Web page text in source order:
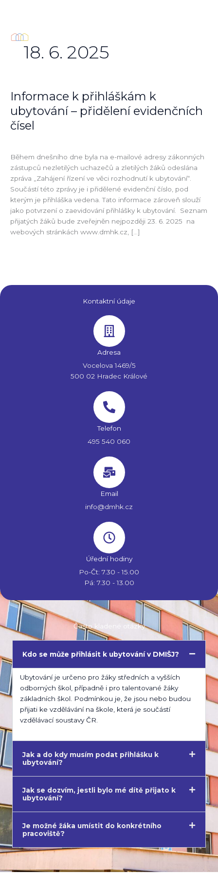
18. 6. 2025
Informace k přihláškám k
ubytování – přidělení evidenčních
čísel
Během dnešního dne byla na e-mailové adresy zákonných
zástupců nezletilých uchazečů a zletilých žáků odeslána
zpráva „Zahájení řízení ve věci rozhodnutí k ubytování“.
Součástí této zprávy je i přidělené evidenční číslo, pod
kterým je přihláška vedena. Tato informace zároveň slouží
jako potvrzení o zaevidování přihlášky k ubytování. Seznam
přijatých žáků bude zveřejněn nejpozději 23. 6. 2025 na
webových stránkách www.dmhk.cz, […]
Informace
přihláškám
k
přidělení
evidenčních
čísel
Kontaktní údaje
Adresa
Vocelova 1469/5
500 02 Hradec Králové
Telefon
495 540 060
Email
info@dmhk.cz
Úřední hodiny
Po-Čt: 7.30 - 15.00
Pá: 7.30 - 13.00
Často kladené otázky
Kdo se může přihlásit k ubytování v DMIŠJ?
Ubytování je určeno pro žáky středních a vyšších
odborných škol, případně i pro talentované žáky
základních škol. Podmínkou je, že jsou nebo budou
přijati ke vzdělávání na škole, která je součástí
vzdělávací soustavy ČR.
Jak a do kdy musím podat přihlášku k
ubytování?
Jak se dozvím, jestli bylo mé dítě přijato k
ubytování?
Je možné žáka umístit do konkrétního
pracoviště?